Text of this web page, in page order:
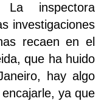
inspectora
investigaciones
recaen en el
que ha huido
hay algo
ya que